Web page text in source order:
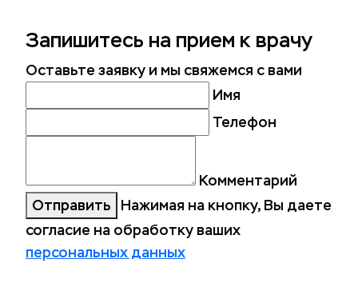
Запишитесь на прием к врачу
Оставьте заявку и мы свяжемся с вами
Имя
Телефон
Комментарий
Отправить
Нажимая на кнопку, Вы даете
согласие на обработку ваших
персональных данных